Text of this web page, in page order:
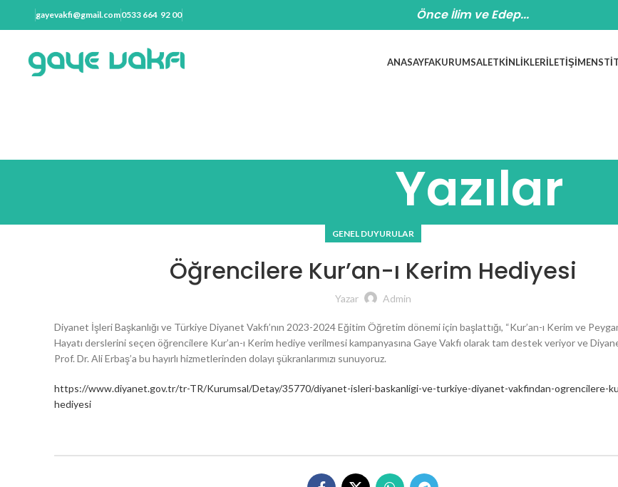
gayevakfi@gmail.com0533 664 92 00 Önce İlim ve Edep...
ANASAYFAKURUMSALETKINLIKLERİLETIŞIM
Yazılar
GENEL DUYURULAR
Öğrencilere Kur’an-ı Kerim Hediyesi
Yazar Admin
Diyanet İşleri Başkanlığı ve Türkiye Diyanet Vakfı’nın 2023-2024 Eğitim Öğretim dönemi için başlattığı, “Kur’an-ı Kerim ve
Hayatı derslerini seçen öğrencilere Kur’an-ı Kerim hediye verilmesi kampanyasına Gaye Vakfı olarak tam destek veriyor ve
Prof. Dr. Ali Erbaş’a bu hayırlı hizmetlerinden dolayı şükranlarımızı sunuyoruz.
https://www.diyanet.gov.tr/tr-TR/Kurumsal/Detay/35770/diyanet-isleri-baskanligi-ve-turkiye-diyanet-vakfindan-ogrencilere-
hediyesi